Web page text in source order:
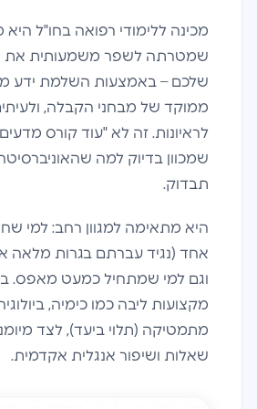
מכינה ללימודי רפואה בחו"ל
שמטרתה לשפר משמעותית את
שלכם – באמצעות השלמת ידע
ממוקד של מבחני הקבלה,
לראיונות. זה לא "עוד קורס
שמכוון בדיוק למה
תבדוק.
היא מתאימה למגוון רחב: למי
אחד (נגיד עברתם בגרות מלאה
וגם למי שמתחיל כמעט מאפס.
מקצועות ליבה כמו כימיה,
מתמטיקה (תלוי ביעד), לצד
שאלות ושיפור אנגלית אקדמית.